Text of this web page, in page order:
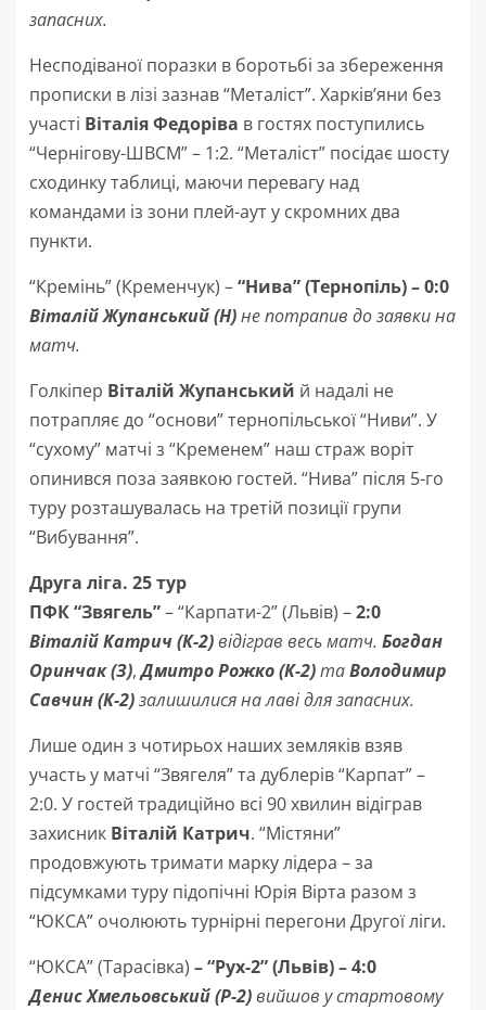
запасних.
Несподіваної поразки в боротьбі за збереження
прописки в лізі зазнав “Металіст”. Харків’яни без
участі Віталія Федоріва в гостях поступились
“Чернігову-ШВСМ” – 1:2. “Металіст” посідає шосту
сходинку таблиці, маючи перевагу над
командами із зони плей-аут у скромних два
пункти.
“Кремінь” (Кременчук) –“Нива” (Тернопіль) –0:0
Віталій Жупанський (Н)не потрапив до заявки на
матч.
Голкіпер Віталій Жупанський й надалі не
потрапляє до “основи” тернопільської “Ниви”. У
“сухому” матчі з “Кременем” наш страж воріт
опинився поза заявкою гостей. “Нива” після 5-го
туру розташувалась на третій позиції групи
“Вибування”.
Друга ліга. 25 тур
ПФК “Звягель”– “Карпати-2” (Львів) –2:0
Віталій Катрич (К-2)відіграв весь матч. Богдан
Оринчак (З),Дмитро Рожко (К-2)таВолодимир
Савчин (К-2)залишилися на лаві для запасних.
Лише один з чотирьох наших земляків взяв
участь у матчі “Звягеля” та дублерів “Карпат” –
2:0. У гостей традиційно всі 90 хвилин відіграв
захисник Віталій Катрич. “Містяни”
продовжують тримати марку лідера – за
підсумками туру підопічні Юрія Вірта разом з
“ЮКСА” очолюють турнірні перегони Другої ліги.
“ЮКСА” (Тарасівка) –“Рух-2” (Львів)– 4:0
Денис Хмельовський (Р-2)вийшов у стартовому